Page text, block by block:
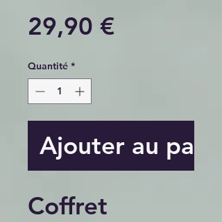
29,90 €Prix
Quantité *
Ajouter au
Coffret